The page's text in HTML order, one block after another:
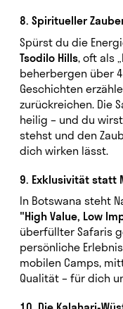
8. Spiritueller
Spürst du die
Tsodilo Hills, oft als
beherbergen über
Geschichten
zurückreichen. Die
heilig – und du
stehst und den
dich wirken lässt.
9. Exklusivität statt
In Botswana steht
"High Value, Low
überfüllter Safaris
persönliche
mobilen Camps,
Qualität – für dich